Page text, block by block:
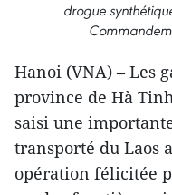
drogue
Hanoi (VNA) – Les
province de Hà
saisi une
transporté du Laos
opération félicitée